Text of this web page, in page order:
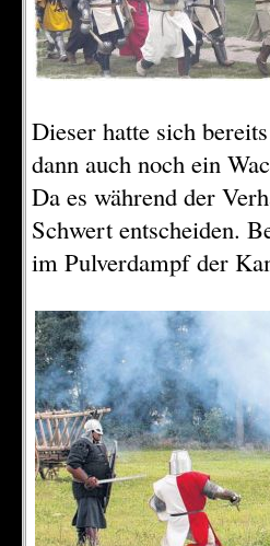
Dieser hatte sich
dann auch noch ein
Da es während der
Schwert entscheiden.
im Pulverdampf der